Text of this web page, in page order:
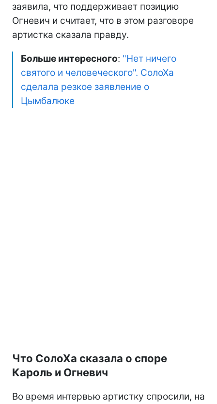
заявила, что поддерживает позицию
Огневич и считает, что в этом разговоре
артистка сказала правду.
Больше интересного: "Нет ничего
святого и человеческого". СолоХа
сделала резкое заявление о
Цымбалюке
Что СолоХа сказала о споре
Кароль и Огневич
Во время интервью артистку спросили, на